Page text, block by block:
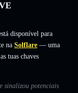
disponível para
na Solflare — uma
tuas chaves
sinalizou potenciais